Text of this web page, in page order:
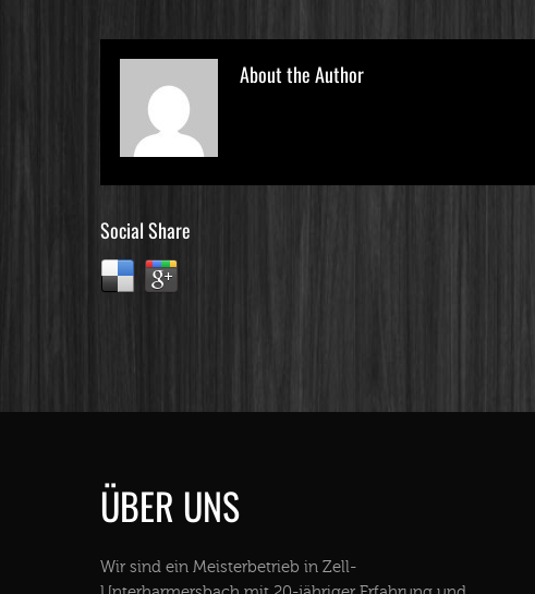
About the Author
Social Share
ÜBER UNS
Wir sind ein Meisterbetrieb in Zell-